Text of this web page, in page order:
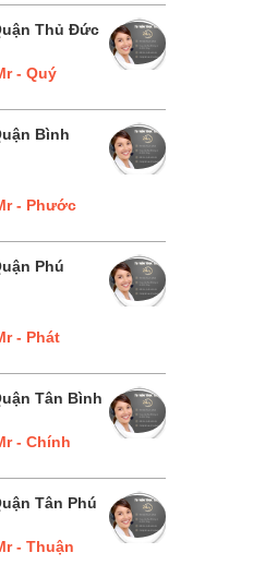
Thủ Đức
- Quý
Bình
- Phước
Phú
- Phát
Tân Bình
- Chính
Tân Phú
- Thuận